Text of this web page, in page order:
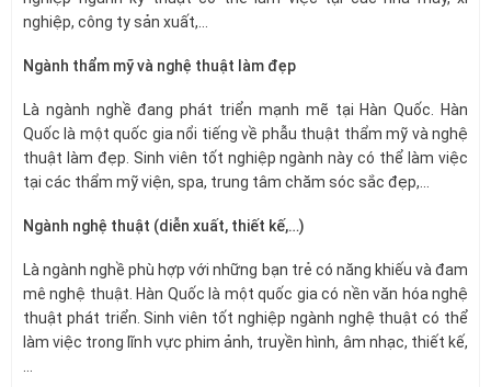
nghiệp, công ty sản xuất,…
Ngành thẩm mỹ và nghệ thuật làm đẹp
Là ngành nghề đang phát triển mạnh mẽ tại Hàn Quốc. Hàn
Quốc là một quốc gia nổi tiếng về phẫu thuật thẩm mỹ và nghệ
thuật làm đẹp. Sinh viên tốt nghiệp ngành này có thể làm việc
tại các thẩm mỹ viện, spa, trung tâm chăm sóc sắc đẹp,…
Ngành nghệ thuật (diễn xuất, thiết kế,…)
Là ngành nghề phù hợp với những bạn trẻ có năng khiếu và đam
mê nghệ thuật. Hàn Quốc là một quốc gia có nền văn hóa nghệ
thuật phát triển. Sinh viên tốt nghiệp ngành nghệ thuật có thể
làm việc trong lĩnh vực phim ảnh, truyền hình, âm nhạc, thiết kế,
…